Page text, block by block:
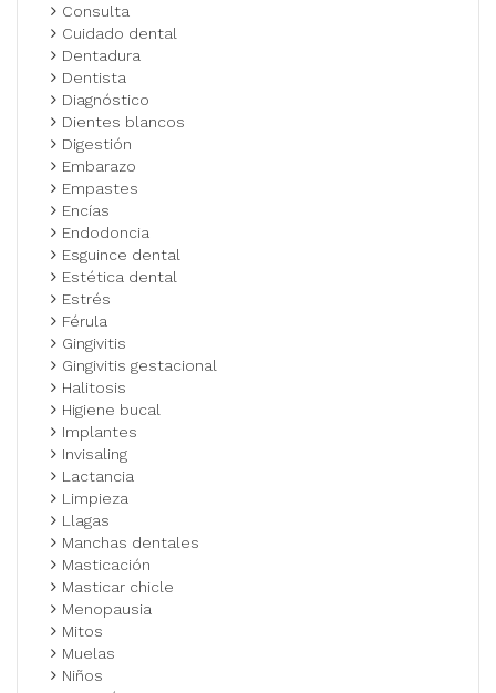
Consulta
Cuidado dental
Dentadura
Dentista
Diagnóstico
Dientes blancos
Digestión
Embarazo
Empastes
Encías
Endodoncia
Esguince dental
Estética dental
Estrés
Férula
Gingivitis
Gingivitis gestacional
Halitosis
Higiene bucal
Implantes
Invisaling
Lactancia
Limpieza
Llagas
Manchas dentales
Masticación
Masticar chicle
Menopausia
Mitos
Muelas
Niños